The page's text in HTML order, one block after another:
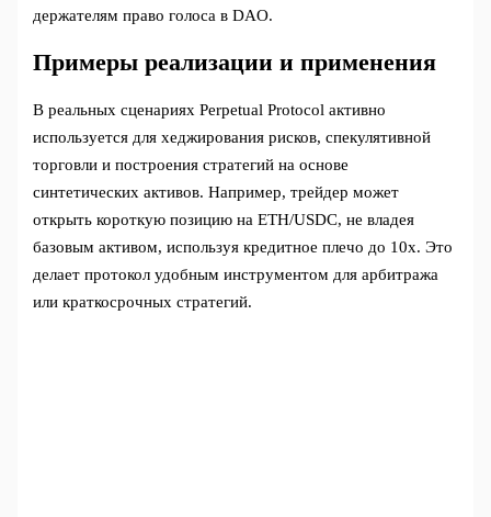
держателям право голоса в DAO.
Примеры реализации и применения
В реальных сценариях Perpetual Protocol активно
используется для хеджирования рисков, спекулятивной
торговли и построения стратегий на основе
синтетических активов. Например, трейдер может
открыть короткую позицию на ETH/USDC, не владея
базовым активом, используя кредитное плечо до 10x. Это
делает протокол удобным инструментом для арбитража
или краткосрочных стратегий.